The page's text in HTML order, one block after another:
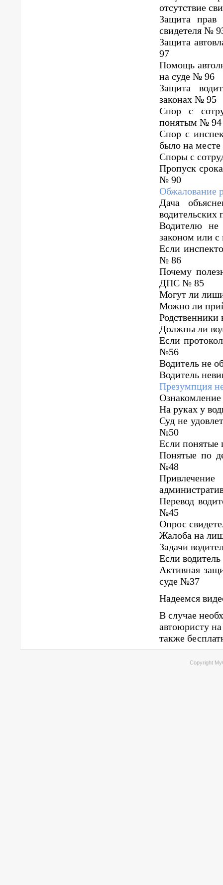
отсутствие
Защита прав
свидетеля №
Защита
97
Помощь
на суде № 96
Защита
законах № 95
Спор с
понятым № 94
Спор с
было на
Споры с
Пропуск
№ 90
Обжалование
Дача
водительских
Водителю не
законом или
Если
№ 86
Почему
ДПС № 85
Могут ли
Можно ли
Родственники
Должны ли
Если
№56
Водитель не
Водитель
Презумпция
На руках у
Суд не
№50
Если понятые
Понятые по
№48
Перевод
№45
Опрос
Жалоба на
Задачи
Если
Активная
суде №37
Надеемся
В случае
автоюристу
также
Copyright